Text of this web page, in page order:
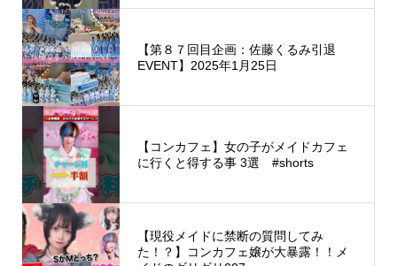
【第８７回目企画：佐藤くるみ引退
EVENT】2025年1月25日
【コンカフェ】女の子がメイドカフェ
に行くと得する事 3選 #shorts
【現役メイドに禁断の質問してみ
た！？】コンカフェ嬢が大暴露！！メ